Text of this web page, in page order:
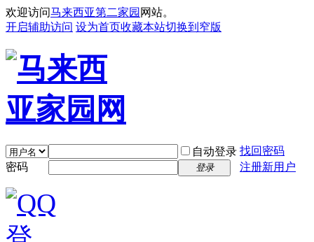
欢迎访问马来西亚第二家园 网站。
开启辅助访问 设为首页收藏本站切换到窄版
自动登录 找回密码
密码
登录 注册新用户